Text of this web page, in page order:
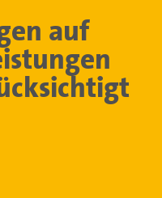
auf